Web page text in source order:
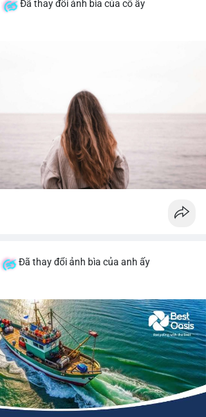
Đã thay đổi ảnh bìa của cô ấy
Đã thay đổi ảnh bìa của anh ấy